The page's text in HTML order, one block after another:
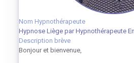
Nom Hypnothérapeute
Hypnose Liège par Hypnothérapeute
Description brève
Bonjour et bienvenue,